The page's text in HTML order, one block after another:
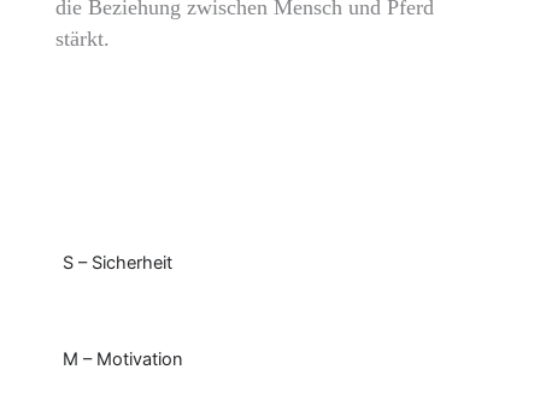
die Beziehung zwischen Mensch und Pferd
stärkt.
S – Sicherheit
M – Motivation